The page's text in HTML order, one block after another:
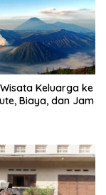
Keluarga ke
Biaya, dan Jam